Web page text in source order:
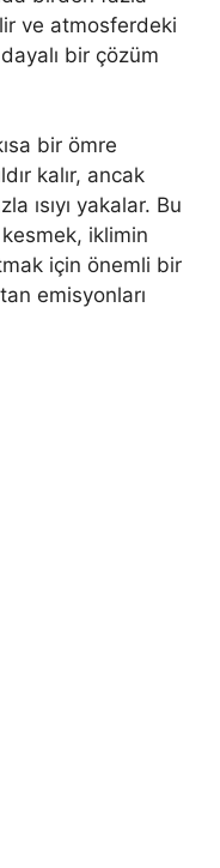
ve atmosferdeki
bir çözüm
bir ömre
kalır, ancak
ısıyı yakalar. Bu
iklimin
için önemli bir
emisyonları